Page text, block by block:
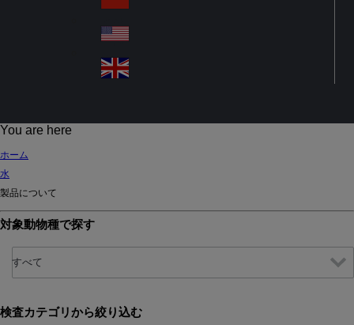
nd
ze
rla
nd
wa
n
SA
d
You are here
ホーム
水
製品について
対象動物種で探す
検査カテゴリから絞り込む